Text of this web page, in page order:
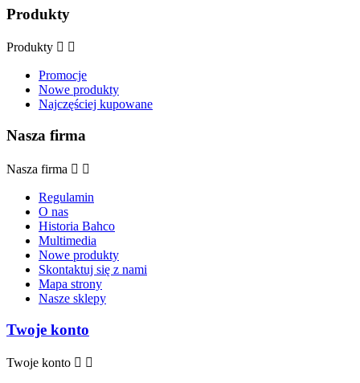
Produkty
Produkty  
Promocje
Nowe produkty
Najczęściej kupowane
Nasza firma
Nasza firma  
Regulamin
O nas
Historia Bahco
Multimedia
Nowe produkty
Skontaktuj się z nami
Mapa strony
Nasze sklepy
Twoje konto
Twoje konto  